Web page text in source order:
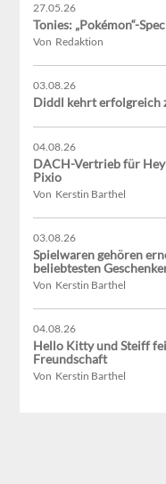
27.05.26
Tonies: „Pokémon“-
Von Redaktion
03.08.26
Diddl kehrt erfolgreich
04.08.26
DACH-Vertrieb für
Pixio
Von Kerstin Barthel
03.08.26
Spielwaren gehören
beliebtesten
Von Kerstin Barthel
04.08.26
Hello Kitty und Steiff
Freundschaft
Von Kerstin Barthel